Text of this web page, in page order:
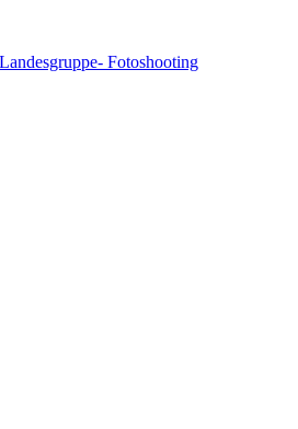
Fotoshooting